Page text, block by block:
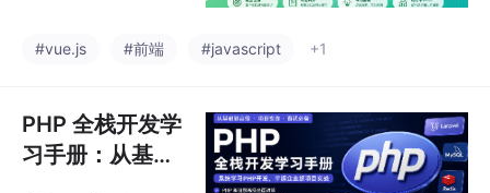
态、学习资源和后续提
者从入门逐步
x/Pinia、Composition
cript、权限系统及项目
实战等核心内容。通过
原理解析、代码示例与
#vue.js #前端 #javascript +1
PHP 全栈开发学
习手册：从基础